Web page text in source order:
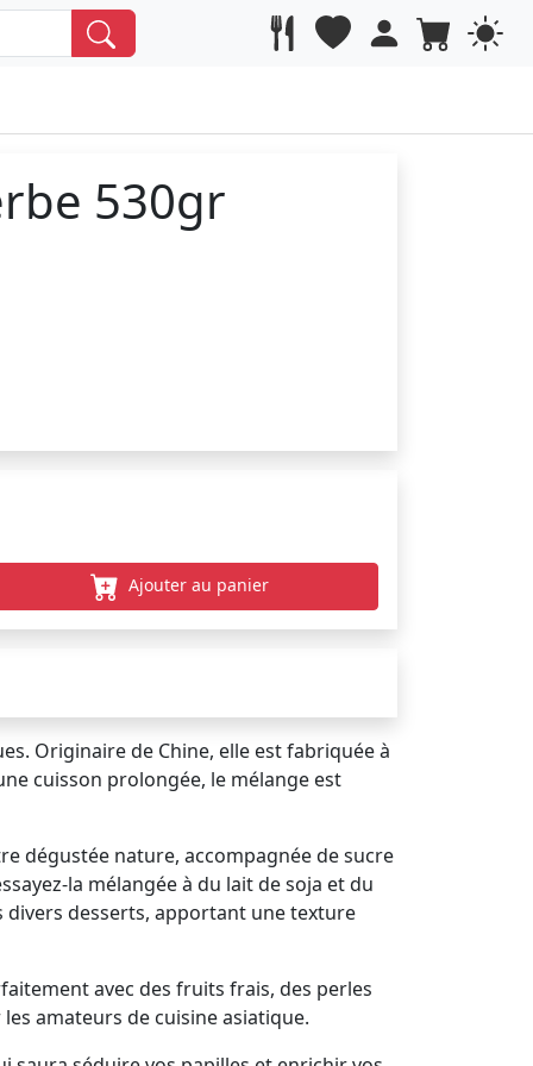
530gr
Ajouter au panier
Originaire de Chine, elle est fabriquée à
cuisson prolongée, le mélange est
dégustée nature, accompagnée de sucre
la mélangée à du lait de soja et du
divers desserts, apportant une texture
avec des fruits frais, des perles
amateurs de cuisine asiatique.